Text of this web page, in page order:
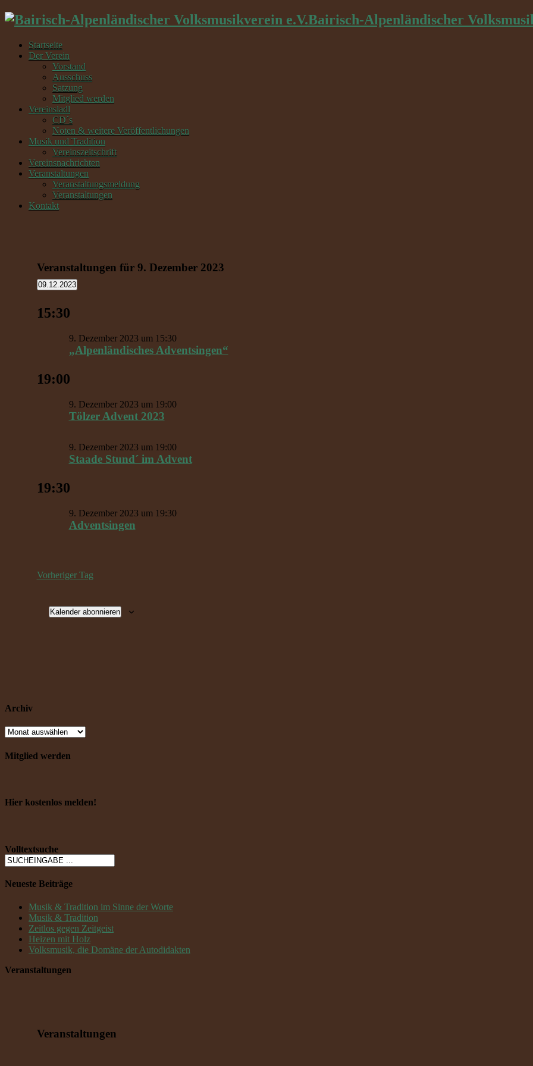
Bairisch-Alpenländischer
Startseite
Der Verein
Vorstand
Ausschuss
Satzung
Mitglied werden
Vereinsladl
CD´s
Noten & weitere Veröffentlichungen
Musik und Tradition
Vereinszeitschrift
Vereinsnachrichten
Veranstaltungen
Veranstaltungsmeldung
Veranstaltungen
Kontakt
Veranstaltungen für 9. Dezember 2023
09.12.2023
15:30
„Alpenländisches Adventsingen“
9. Dezember 2023 um 15:30
19:00
Tölzer Advent 2023
9. Dezember 2023 um 19:00
Staade Stund´ im Advent
9. Dezember 2023 um 19:00
19:30
Adventsingen
9. Dezember 2023 um 19:30
Vorheriger Tag
Kalender abonnieren
Archiv
Mitglied werden
Hier kostenlos melden!
Volltextsuche
Neueste Beiträge
Musik & Tradition im Sinne der Worte
Musik & Tradition
Zeitlos gegen Zeitgeist
Heizen mit Holz
Volksmusik, die Domäne der Autodidakten
Veranstaltungen
Veranstaltungen